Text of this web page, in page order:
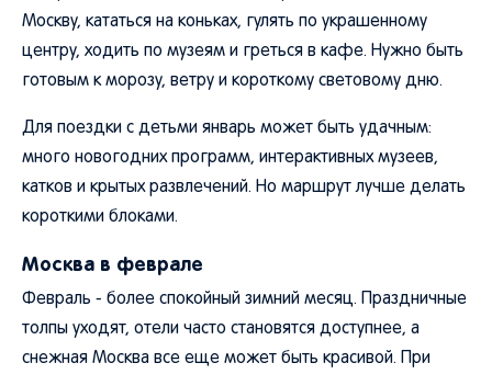
Москву, кататься на коньках, гулять по украшенному
центру, ходить по музеям и греться в кафе. Нужно быть
готовым к морозу, ветру и короткому световому дню.
Для поездки с детьми январь может быть удачным:
много новогодних программ, интерактивных музеев,
катков и крытых развлечений. Но маршрут лучше делать
короткими блоками.
Москва в феврале
Февраль - более спокойный зимний месяц. Праздничные
толпы уходят, отели часто становятся доступнее, а
снежная Москва все еще может быть красивой. При